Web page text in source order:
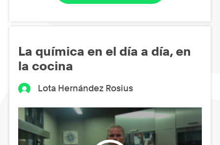
La química en el día a día, en
la cocina
Lota Hernández Rosius